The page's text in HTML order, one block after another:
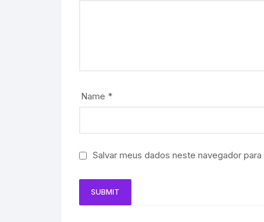
Name *
Salvar meus dados neste navegador